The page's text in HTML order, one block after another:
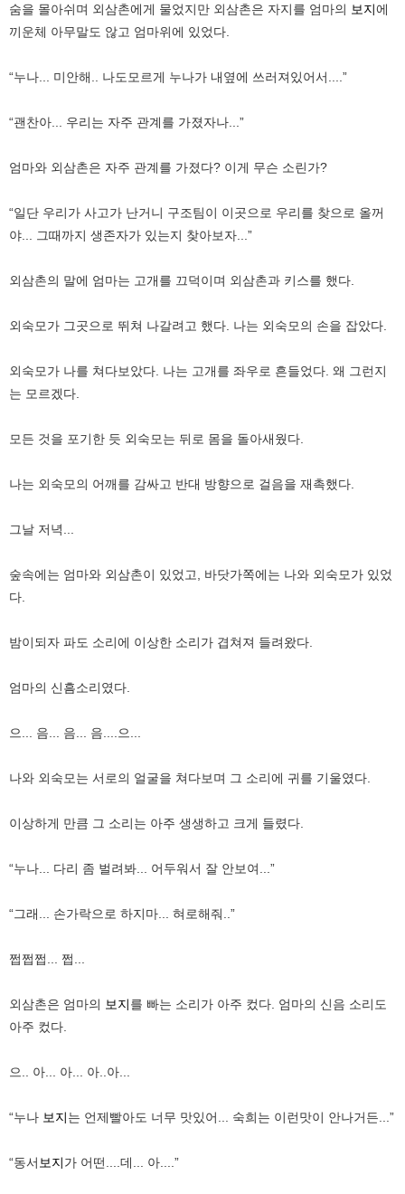
숨을 몰아쉬며 외삼촌에게 물었지만 외삼촌은 자지를 엄마의 보지에
끼운체 아무말도 않고 엄마위에 있었다.
“누나... 미안해.. 나도모르게 누나가 내옆에 쓰러져있어서....”
“괜찬아... 우리는 자주 관계를 가졌자나...”
엄마와 외삼촌은 자주 관계를 가졌다? 이게 무슨 소린가?
“일단 우리가 사고가 난거니 구조팀이 이곳으로 우리를 찾으로 올꺼
야... 그때까지 생존자가 있는지 찾아보자...”
외삼촌의 말에 엄마는 고개를 끄덕이며 외삼촌과 키스를 했다.
외숙모가 그곳으로 뛰쳐 나갈려고 했다. 나는 외숙모의 손을 잡았다.
외숙모가 나를 쳐다보았다. 나는 고개를 좌우로 흔들었다. 왜 그런지
는 모르겠다.
모든 것을 포기한 듯 외숙모는 뒤로 몸을 돌아새웠다.
나는 외숙모의 어깨를 감싸고 반대 방향으로 걸음을 재촉했다.
그날 저녁...
숲속에는 엄마와 외삼촌이 있었고, 바닷가쪽에는 나와 외숙모가 있었
다.
밤이되자 파도 소리에 이상한 소리가 겹쳐져 들려왔다.
엄마의 신흠소리였다.
으... 음... 음... 음....으...
나와 외숙모는 서로의 얼굴을 쳐다보며 그 소리에 귀를 기울였다.
이상하게 만큼 그 소리는 아주 생생하고 크게 들렸다.
“누나... 다리 좀 벌려봐... 어두워서 잘 안보여...”
“그래... 손가락으로 하지마... 혀로해줘..”
쩝쩝쩝... 쩝...
외삼촌은 엄마의 보지를 빠는 소리가 아주 컸다. 엄마의 신음 소리도
아주 컸다.
으.. 아... 아... 아..아...
“누나 보지는 언제빨아도 너무 맛있어... 숙희는 이런맛이 안나거든...”
“동서 보지가 어떤....데... 아....”